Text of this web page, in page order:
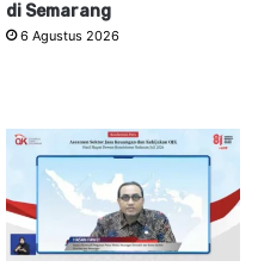
di Semarang
6 Agustus 2026